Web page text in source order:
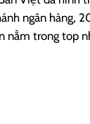
ngân hàng,
nằm trong top